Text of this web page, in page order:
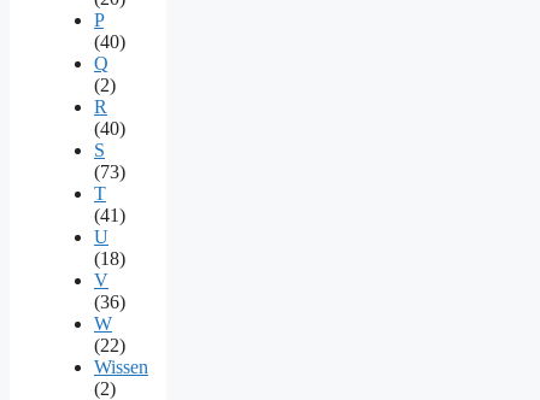
P
(40)
Q
(2)
R
(40)
S
(73)
T
(41)
U
(18)
V
(36)
W
(22)
Wissen
(2)